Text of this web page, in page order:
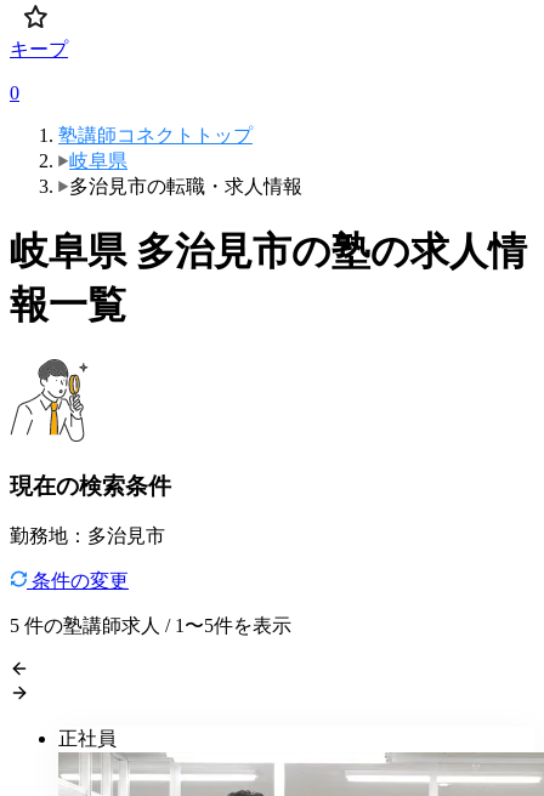
キープ
0
塾講師コネクトトップ
岐阜県
多治見市の転職・求人情報
岐阜県 多治見市の塾の求人情
報一覧
現在の検索条件
勤務地：多治見市
条件の変更
5 件の塾講師求人 / 1〜5件を表示
正社員